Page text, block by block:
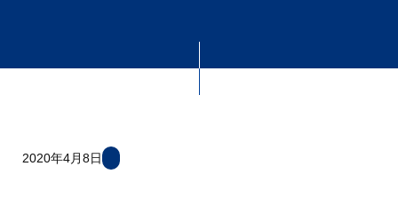
2020年4月8日